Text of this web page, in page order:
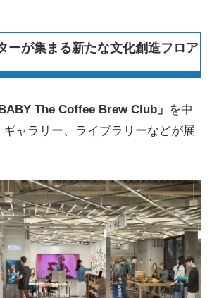
ーが集まる新たな文化創造フロア
BABY The Coffee Brew Club」 を中
ャラリー、ライブラリーなどが展